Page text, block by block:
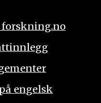
forskning.no
engelsk